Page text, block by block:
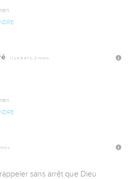
Il y a 8 ans, 2 mois
sans arrêt que Dieu